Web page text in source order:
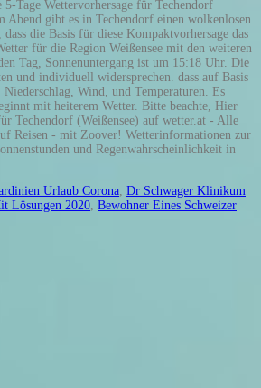
Urlaub Corona, Dr Schwager Klinikum
Lösungen 2020, Bewohner Eines Schweizer